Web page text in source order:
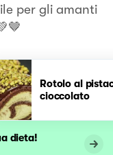
per gli amanti
Rotolo al
cioccolato
dieta!